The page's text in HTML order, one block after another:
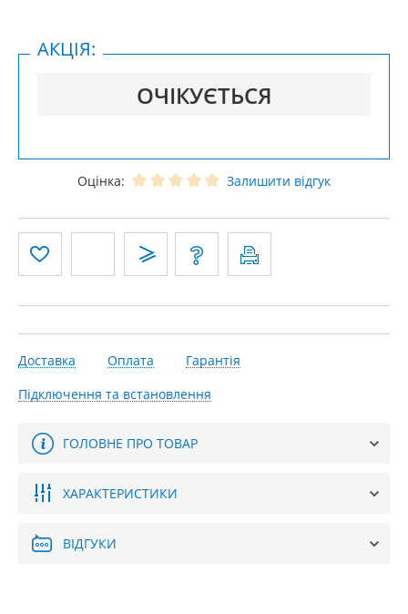
ОЧІКУЄТЬСЯ
АКЦІЯ:
Оцінка: Залишити відгук
Доставка Оплата
Гарантія
Підключення та встановлення
ГОЛОВНЕ ПРО ТОВАР
ХАРАКТЕРИСТИКИ
ВІДГУКИ